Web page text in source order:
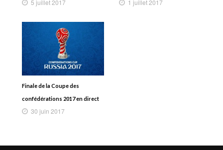
5 juillet 2017 1 juillet 2017
Finale de la Coupe des
confédérations 2017 en direct
30 juin 2017